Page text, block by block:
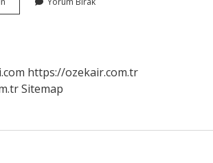
Elinde
Var
https://ozekair.com.tr
Sitemap